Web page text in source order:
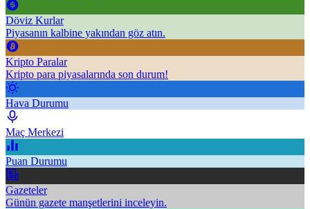
Döviz Kurlar
Piyasanın kalbine yakından göz atın.
Kripto Paralar
Kripto para piyasalarında son durum!
Hava Durumu
Maç Merkezi
Puan Durumu
Gazeteler
Günün gazete manşetlerini inceleyin.